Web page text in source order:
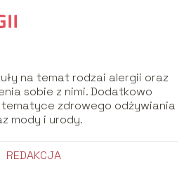
na temat rodzai alergii oraz
sobie z nimi. Dodatkowo
zdrowego odżywiania
mody i urody.
REDAKCJA